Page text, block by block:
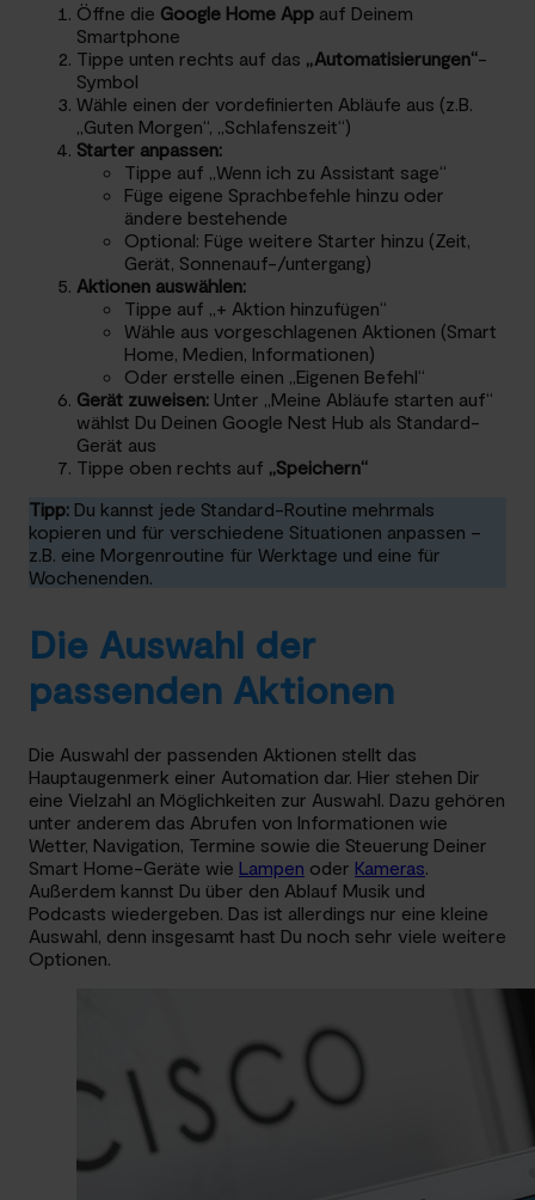
Öffne die Google Home App auf Deinem
Smartphone
Tippe unten rechts auf das „Automatisierungen“-
Symbol
Wähle einen der vordefinierten Abläufe aus (z.B.
„Guten Morgen“, „Schlafenszeit“)
Starter anpassen:
Tippe auf „Wenn ich zu Assistant sage“
Füge eigene Sprachbefehle hinzu oder
ändere bestehende
Optional: Füge weitere Starter hinzu (Zeit,
Gerät, Sonnenauf-/untergang)
Aktionen auswählen:
Tippe auf „+ Aktion hinzufügen“
Wähle aus vorgeschlagenen Aktionen (Smart
Home, Medien, Informationen)
Oder erstelle einen „Eigenen Befehl“
Gerät zuweisen: Unter „Meine Abläufe starten auf“
wählst Du Deinen Google Nest Hub als Standard-
Gerät aus
Tippe oben rechts auf „Speichern“
Tipp: Du kannst jede Standard-Routine mehrmals
kopieren und für verschiedene Situationen anpassen –
z.B. eine Morgenroutine für Werktage und eine für
Wochenenden.
Die Auswahl der
passenden Aktionen
Die Auswahl der passenden Aktionen stellt das
Hauptaugenmerk einer Automation dar. Hier stehen Dir
eine Vielzahl an Möglichkeiten zur Auswahl. Dazu gehören
unter anderem das Abrufen von Informationen wie
Wetter, Navigation, Termine sowie die Steuerung Deiner
Smart Home-Geräte wie Lampen oder Kameras.
Außerdem kannst Du über den Ablauf Musik und
Podcasts wiedergeben. Das ist allerdings nur eine kleine
Auswahl, denn insgesamt hast Du noch sehr viele weitere
Optionen.